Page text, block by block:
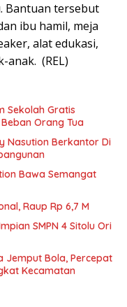
Bantuan tersebut
ibu hamil, meja
alat edukasi,
anak. (REL)
Sekolah Gratis
Orang Tua
Nasution Berkantor Di
Bawa Semangat
Raup Rp 6,7 M
SMPN 4 Sitolu Ori
Jemput Bola, Percepat
Kecamatan